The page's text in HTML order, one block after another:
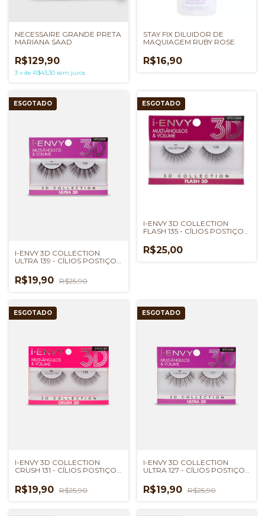
NECESSAIRE GRANDE PRETA
MARIANA SAAD
R$129,90
3 x de R$43,30 sem juros
STAY FIX DILUIDOR DE
MAQUIAGEM RUBY ROSE
R$16,90
ESGOTADO
I-ENVY 3D COLLECTION
ULTRA 139 - CÍLIOS POSTIÇOS
R$19,90 R$25,90
ESGOTADO
I-ENVY 3D COLLECTION
FLASH 135 - CÍLIOS POSTIÇOS
R$25,00
ESGOTADO
I-ENVY 3D COLLECTION
CRUSH 131 - CÍLIOS POSTIÇOS
R$19,90 R$25,90
ESGOTADO
I-ENVY 3D COLLECTION
ULTRA 127 - CÍLIOS POSTIÇOS
R$19,90 R$25,90